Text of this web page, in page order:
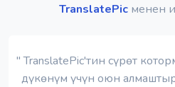
TranslatePicменен
" TranslatePic'тин сүрөт
дүкөнүм үчүн оюн